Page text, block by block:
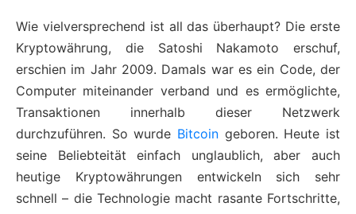
Wie vielversprechend ist all das überhaupt? Die erste
Kryptowährung, die Satoshi Nakamoto erschuf,
erschien im Jahr 2009. Damals war es ein Code, der
Computer miteinander verband und es ermöglichte,
Transaktionen innerhalb dieser Netzwerk
durchzuführen. So wurde Bitcoin geboren. Heute ist
seine Beliebteität einfach unglaublich, aber auch
heutige Kryptowährungen entwickeln sich sehr
schnell – die Technologie macht rasante Fortschritte,